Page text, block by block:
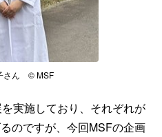
さん © MSF
実施しており、それぞれが
のですが、今回MSFの企画